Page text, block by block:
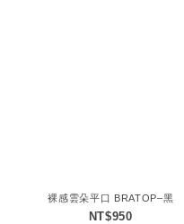
裸感雲朵平口 BRATOP–黑
NT$950